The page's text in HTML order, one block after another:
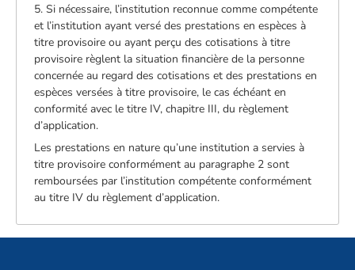
5. Si nécessaire, l’institution reconnue comme compétente
et l’institution ayant versé des prestations en espèces à
titre provisoire ou ayant perçu des cotisations à titre
provisoire règlent la situation financière de la personne
concernée au regard des cotisations et des prestations en
espèces versées à titre provisoire, le cas échéant en
conformité avec le titre IV, chapitre III, du règlement
d’application.
Les prestations en nature qu’une institution a servies à
titre provisoire conformément au paragraphe 2 sont
remboursées par l’institution compétente conformément
au titre IV du règlement d’application.